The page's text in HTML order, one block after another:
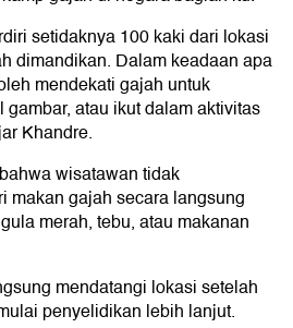
setidaknya 100 kaki dari lokasi
dimandikan. Dalam keadaan apa
mendekati gajah untuk
atau ikut dalam aktivitas
Khandre.
wisatawan tidak
makan gajah secara langsung
merah, tebu, atau makanan
mendatangi lokasi setelah
penyelidikan lebih lanjut.